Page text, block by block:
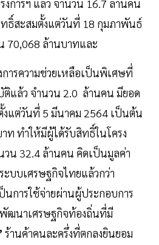
งการฯ แล้ว จำนวน 16.7 ล้านคน
ทธิ์สะสมตั้งแต่วันที่ 18 กุมภาพันธ์
70,068 ล้านบาทและ
ารความช่วยเหลือเป็นพิเศษที่
ติแล้ว จำนวน 2.0 ล้านคน มียอด
งแต่วันที่ 5 มีนาคม 2564 เป็นต้น
ท ทำให้มีผู้ได้รับสิทธิ์ในโครง
วน 32.4 ล้านคน คิดเป็นมูลค่า
ะบบเศรษฐกิจไทยแล้วกว่า
นการใช้จ่ายผ่านผู้ประกอบการ
ฒนาเศรษฐกิจท้องถิ่นที่มี
ร้านค้าคนละครึ่งที่ตกลงยินยอม